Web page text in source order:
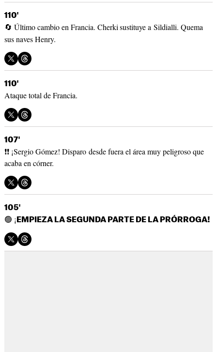
110'
🔄 Último cambio en Francia. Cherkisustituye a Sildialli. Quema
sus naves Henry.
110'
Ataque total de Francia.
107'
❗❗ ¡Sergio Gómez! Disparo desde fuera el área muy peligroso que
acaba en córner.
105'
🟢 ¡ EMPIEZA LA SEGUNDA PARTE DE LA PRÓRROGA!